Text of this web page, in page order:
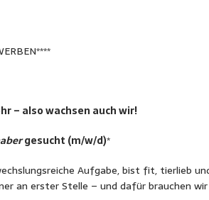
– also wachsen auch wir!
gesucht (m/w/d)*
Aufgabe, bist fit, tierlieb
an erster Stelle – und dafür brauchen